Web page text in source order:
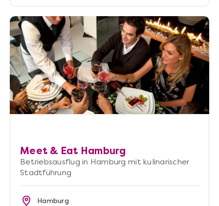
Meet & Eat Hamburg
Betriebsausflug in Hamburg mit kulinarischer
Stadtführung
Hamburg